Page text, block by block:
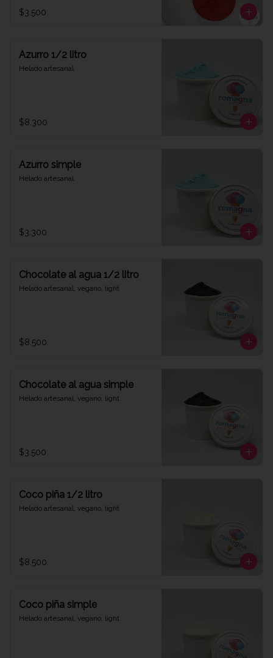
$3.500
Azurro 1/2 litro
Helado artesanal
$8.300
Azurro simple
Helado artesanal
$3.300
Chocolate al agua 1/2 litro
Helado artesanal, vegano, light
$8.500
Chocolate al agua simple
Helado artesanal, vegano, light
$3.500
Coco piña 1/2 litro
Helado artesanal, vegano, light
$8.500
Coco piña simple
Helado artesanal, vegano, light